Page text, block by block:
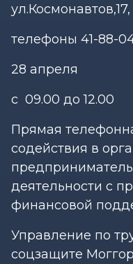
ул.Космонавтов,17,
телефоны 41-88-
28 апреля
с 09.00 до 12.00
Прямая
содействия в
деятельности с
финансовой
Управление по
соцзащите